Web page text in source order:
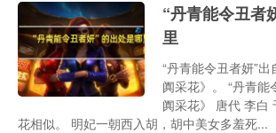
“丹青能令丑者
里
“丹青能令丑者妍”
阗采花》。 “丹青能
阗采花》 唐代 李白
花相似。 明妃一朝西入胡，胡中美女多羞死...